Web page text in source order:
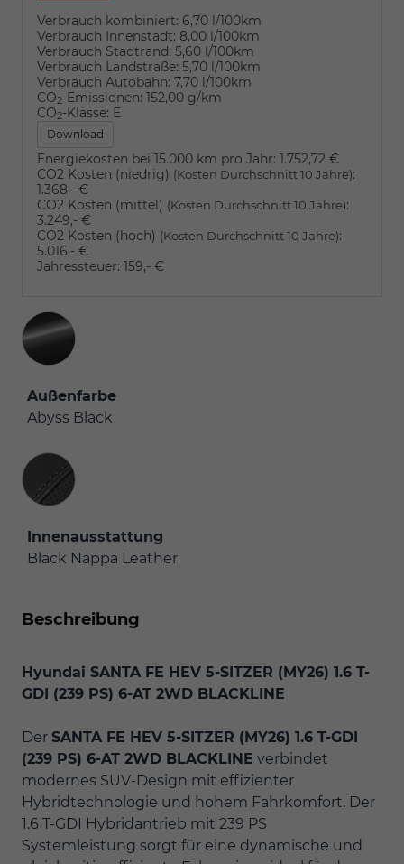
Verbrauch kombiniert: 6,70 l/100km
Verbrauch Innenstadt: 8,00 l/100km
Verbrauch Stadtrand: 5,60 l/100km
Verbrauch Landstraße: 5,70 l/100km
Verbrauch Autobahn: 7,70 l/100km
CO2-Emissionen: 152,00 g/km
CO2-Klasse: E
Download
Energiekosten bei 15.000 km pro Jahr: 1.752,72 €
CO2 Kosten (niedrig) (Kosten Durchschnitt 10 Jahre):
1.368,- €
CO2 Kosten (mittel) (Kosten Durchschnitt 10 Jahre):
3.249,- €
CO2 Kosten (hoch) (Kosten Durchschnitt 10 Jahre):
5.016,- €
Jahressteuer: 159,- €
Außenfarbe
Abyss Black
Innenausstattung
Innenausstattung
Black Nappa Leather
Beschreibung
Hyundai SANTA FE HEV 5-SITZER (MY26) 1.6 T-
GDI (239 PS) 6-AT 2WD BLACKLINE
Der SANTA FE HEV 5-SITZER (MY26) 1.6 T-GDI
(239 PS) 6-AT 2WD BLACKLINE verbindet
modernes SUV-Design mit effizienter
Hybridtechnologie und hohem Fahrkomfort. Der
1.6 T-GDI Hybridantrieb mit 239 PS
Systemleistung sorgt für eine dynamische und